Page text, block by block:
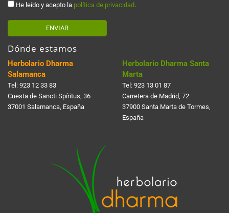
He leído y acepto la política de privacidad.
ENVIAR
Dónde estamos
Herbolario Dharma
Salamanca
Tel: 923 12 33 83
Cuesta de Sancti Spí­ritus, 36
37001 Salamanca, España
Herbolario Dharma Santa
Marta
Tel: 923 13 01 87
Carretera de Madrid, 72
37900 Santa Marta de Tormes,
España